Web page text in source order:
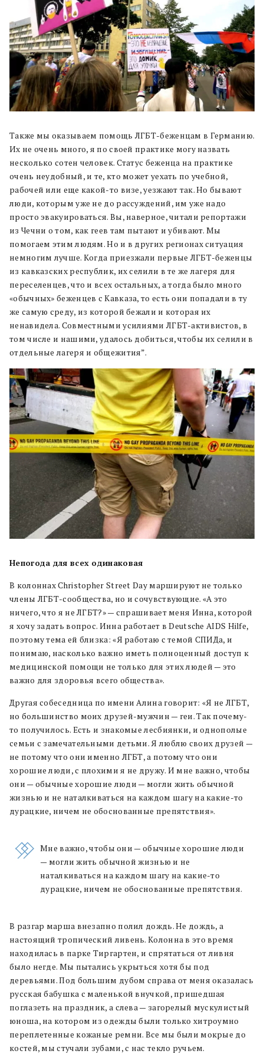
Также мы оказываем помощь ЛГБТ-беженцам в Германию.
Их не очень много, я по своей практике могу назвать
несколько сотен человек. Статус беженца на практике
очень неудобный, и те, кто может уехать по учебной,
рабочей или еще какой-то визе, уезжают так. Но бывают
люди, которым уже не до рассуждений, им уже надо
просто эвакуироваться. Вы, наверное, читали репортажи
из Чечни о том, как геев там пытают и убивают. Мы
помогаем этим людям. Но и в других регионах ситуация
немногим лучше. Когда приезжали первые ЛГБТ-беженцы
из кавказских республик, их селили в те же лагеря для
переселенцев, что и всех остальных, а тогда было много
«обычных» беженцев с Кавказа, то есть они попадали в ту
же самую среду, из которой бежали и которая их
ненавидела. Совместными усилиями ЛГБТ-активистов, в
том числе и нашими, удалось добиться, чтобы их селили в
отдельные лагеря и общежития”.
Непогода для всех одинаковая
В колоннах Christopher Street Day маршируют не только
члены ЛГБТ-сообщества, но и сочувствующие. «А это
ничего, что я не ЛГБТ?» — спрашивает меня Инна, которой
я хочу задать вопрос. Инна работает в Deutsche AIDS Hilfe,
поэтому тема ей близка: «Я работаю с темой СПИДа, и
понимаю, насколько важно иметь полноценный доступ к
медицинской помощи не только для этих людей — это
важно для здоровья всего общества».
Другая собеседница по имени Алина говорит: «Я не ЛГБТ,
но большинство моих друзей-мужчин — геи. Так почему-
то получилось. Есть и знакомые лесбиянки, и однополые
семьи с замечательными детьми. Я люблю своих друзей —
не потому что они именно ЛГБТ, а потому что они
хорошие люди, с плохими я не дружу. И мне важно, чтобы
они — обычные хорошие люди — могли жить обычной
жизнью и не наталкиваться на каждом шагу на какие-то
дурацкие, ничем не обоснованные препятствия».
Мне важно, чтобы они — обычные хорошие люди
— могли жить обычной жизнью и не
наталкиваться на каждом шагу на какие-то
дурацкие, ничем не обоснованные препятствия.
В разгар марша внезапно полил дождь. Не дождь, а
настоящий тропический ливень. Колонна в это время
находилась в парке Тиргартен, и спрятаться от ливня
было негде. Мы пытались укрыться хотя бы под
деревьями. Под большим дубом справа от меня оказалась
русская бабушка с маленькой внучкой, пришедшая
поглазеть на праздник, а слева — загорелый мускулистый
юноша, на котором из одежды были только хитроумно
переплетенные кожаные ремни. Все мы были мокрые до
костей, мы стучали зубами, с нас текло ручьем.